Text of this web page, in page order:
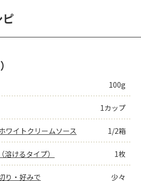
100g
1カップ
ワイトクリームソース 1/2箱
けるタイプ） 1枚
り・好みで 少々